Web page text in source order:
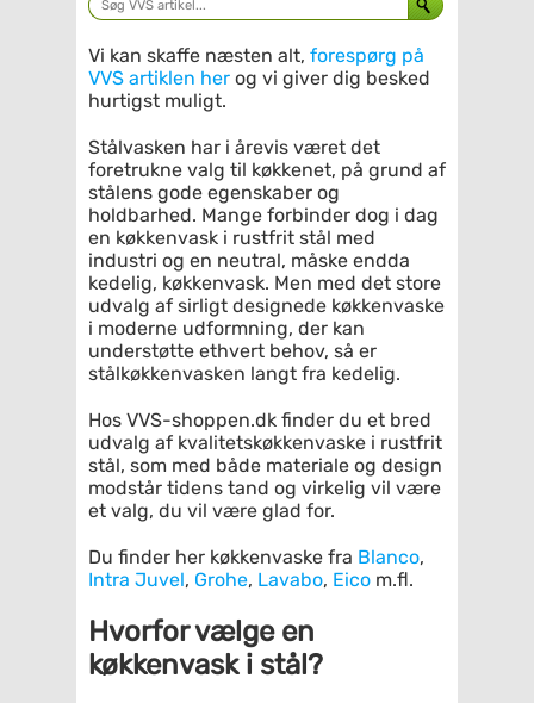
Vi kan skaffe næsten alt, forespørg på
VVS artiklen her og vi giver dig besked
hurtigst muligt.
Stålvasken har i årevis været det
foretrukne valg til køkkenet, på grund af
stålens gode egenskaber og
holdbarhed. Mange forbinder dog i dag
en køkkenvask i rustfrit stål med
industri og en neutral, måske endda
kedelig, køkkenvask. Men med det store
udvalg af sirligt designede køkkenvaske
i moderne udformning, der kan
understøtte ethvert behov, så er
stålkøkkenvasken langt fra kedelig.
Hos VVS-shoppen.dk finder du et bred
udvalg af kvalitetskøkkenvaske i rustfrit
stål, som med både materiale og design
modstår tidens tand og virkelig vil være
et valg, du vil være glad for.
Du finder her køkkenvaske fra Blanco,
Intra Juvel, Grohe, Lavabo, Eico m.fl.
Hvorfor vælge en
køkkenvask i stål?